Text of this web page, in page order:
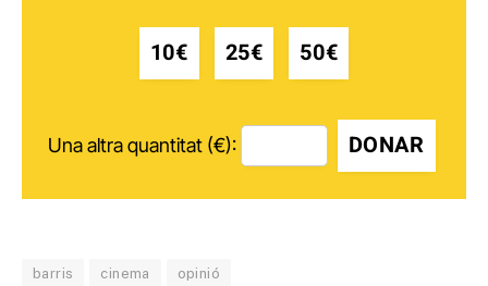
10€ 25€ 50€
Una altra quantitat (€): DONAR
barris cinema opinió